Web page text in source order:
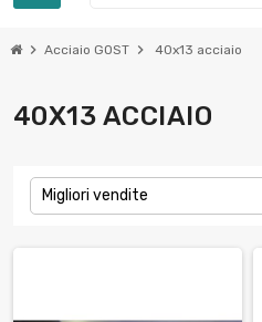
chevron_right Acciaio GOST chevron_right 40x13 acciaio
40X13 ACCIAIO
Migliori vendite